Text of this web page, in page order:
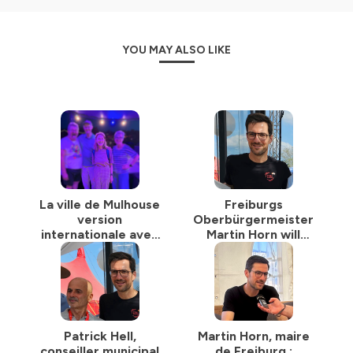
Hébergé par Ausha. Visitez
ausha.co/politique-de-
confidentialitepour plus d'informations.
YOU MAY ALSO LIKE
La ville de Mulhouse
version
internationale avec
Martine Moser
Freiburgs
Oberbürgermeister
Martin Horn will
mehr soziale
Gerechtigkeit
Patrick Hell,
Martin Horn, maire